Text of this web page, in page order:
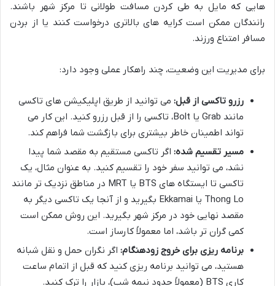
هایی که مایل به طی کردن مسافت طولانی تا مرکز شهر باشند.
رانندگان ممکن است کرایه های بالاتری درخواست کنند یا از بردن
مسافر امتناع ورزند.
برای مدیریت این وضعیت، چند راهکار عملی وجود دارد:
رزرو تاکسی از قبل: می توانید از طریق اپلیکیشن های تاکسی
مانند Grab یا Bolt، تاکسی را از قبل رزرو کنید. این کار می
تواند اطمینان خاطر بیشتری برای بازگشت شما فراهم کند.
مسیر تقسیم شده: اگر تاکسی مستقیم به مقصد شما پیدا
نشد، می توانید سفر خود را تقسیم کنید. به عنوان مثال، یک
تاکسی تا ایستگاه های BTS یا MRT در مناطق نزدیک تر مانند
Thong Lo یا Ekkamai بگیرید و از آنجا یک تاکسی دیگر به
مقصد نهایی خود در مرکز شهر بگیرید. این روش ممکن است
کمی گران تر باشد، اما معمولاً کارساز است.
برنامه ریزی برای خروج زودهنگام: اگر نگران حمل و نقل شبانه
هستید، می توانید برنامه ریزی کنید که قبل از اتمام ساعت
کاری BTS (معمولاً حدود نیمه شب)، بازار را ترک کنید.